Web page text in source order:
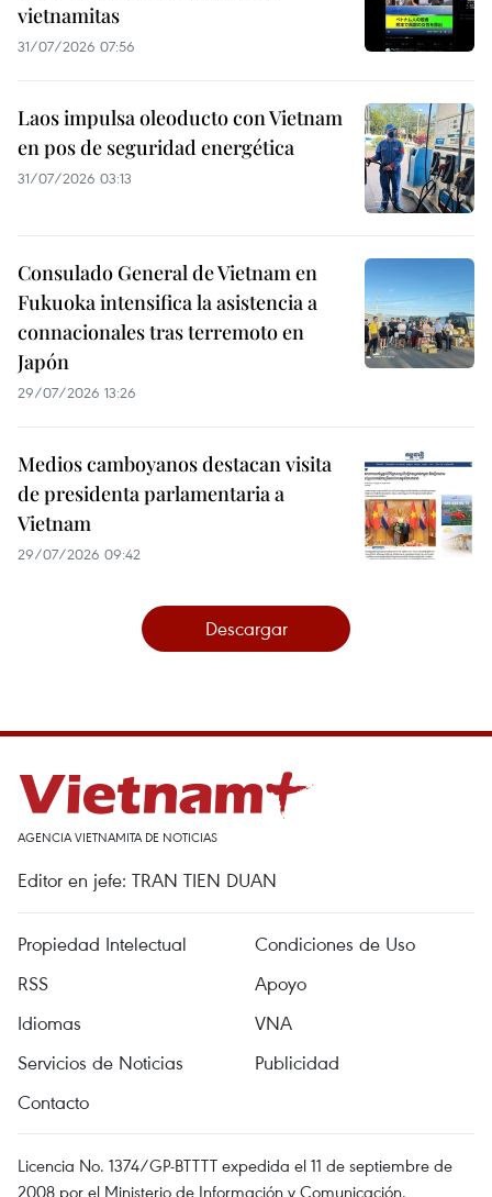
vietnamitas
31/07/2026 07:56
Laos impulsa oleoducto con Vietnam
en pos de seguridad energética
31/07/2026 03:13
Consulado General de Vietnam en
Fukuoka intensifica la asistencia a
connacionales tras terremoto en
Japón
29/07/2026 13:26
Medios camboyanos destacan visita
de presidenta parlamentaria a
Vietnam
29/07/2026 09:42
Descargar
AGENCIA VIETNAMITA DE NOTICIAS
Editor en jefe: TRAN TIEN DUAN
Propiedad Intelectual
Condiciones de Uso
RSS
Apoyo
Idiomas
VNA
Servicios de Noticias
Publicidad
Contacto
Licencia No. 1374/GP-BTTTT expedida el 11 de septiembre de
2008 por el Ministerio de Información y Comunicación.